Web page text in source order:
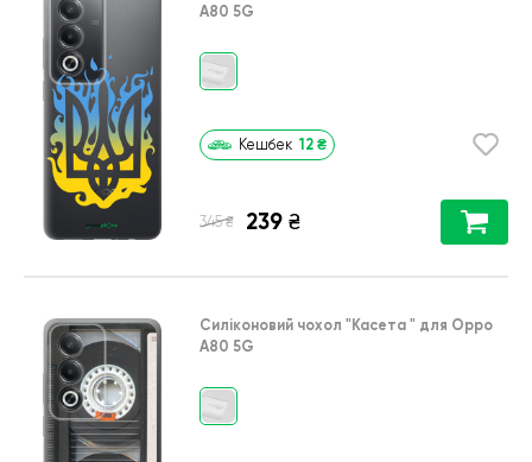
A80 5G
Кешбек 12 ₴
345 ₴ 239 ₴
Силіконовий чохол "Касета " для Oppo
A80 5G